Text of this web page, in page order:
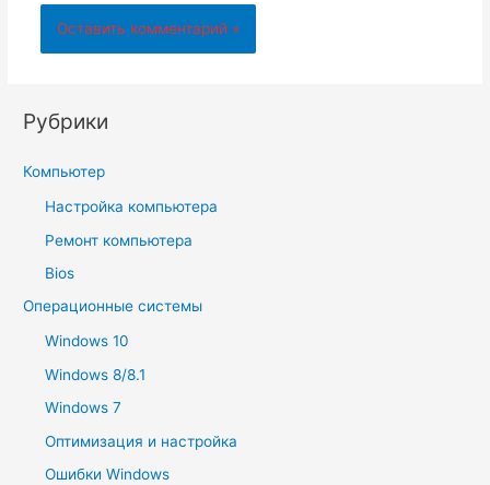
Рубрики
Компьютер
Настройка компьютера
Ремонт компьютера
Bios
Операционные системы
Windows 10
Windows 8/8.1
Windows 7
Оптимизация и настройка
Ошибки Windows